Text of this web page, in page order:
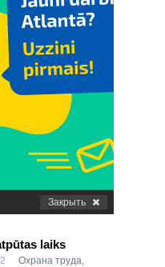
Закрыть
laiks
Охрана труда,